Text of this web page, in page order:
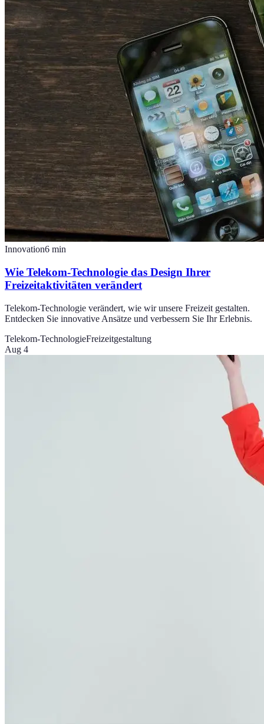
Innovation6 min
Wie Telekom-Technologie das Design Ihrer
Freizeitaktivitäten verändert
Telekom-Technologie verändert, wie wir unsere Freizeit gestalten.
Entdecken Sie innovative Ansätze und verbessern Sie Ihr Erlebnis.
Telekom-TechnologieFreizeitgestaltung
Aug 4